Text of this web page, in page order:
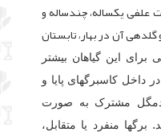
علفی یکساله، چندساله و
آن در بهار، تابستان
برای این گیاهان بیشتر
داخل کاسبرگهای پایا و
دمگل مشترک به صورت
برگها منفرد یا متقابل،